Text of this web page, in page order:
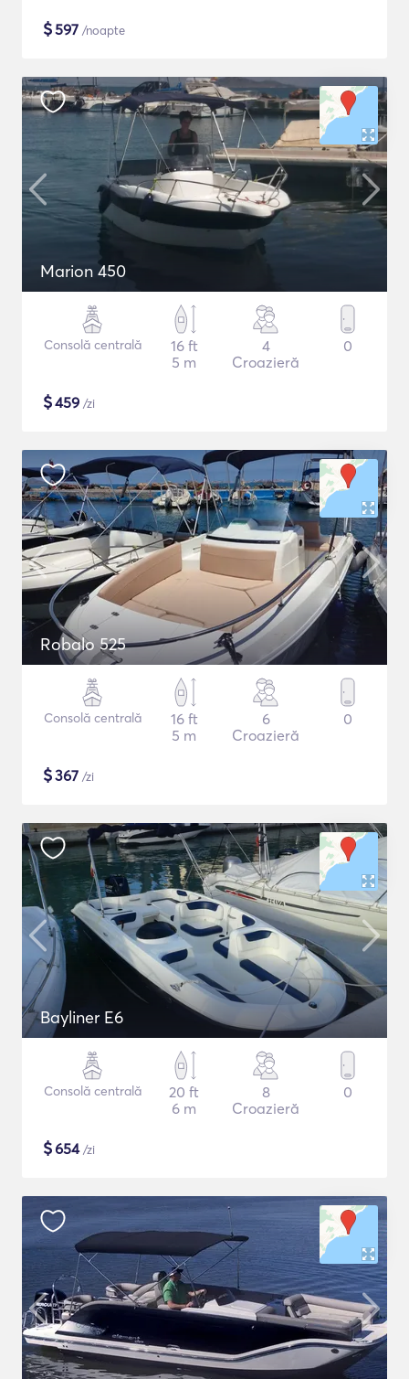
$597 /noapte
Marion 450
Consolă centrală
16 ft
5 m
4
Croazieră
0
$459 /zi
Robalo 525
Consolă centrală
16 ft
5 m
6
Croazieră
0
$367 /zi
Bayliner E6
Consolă centrală
20 ft
6 m
8
Croazieră
0
$654/zi